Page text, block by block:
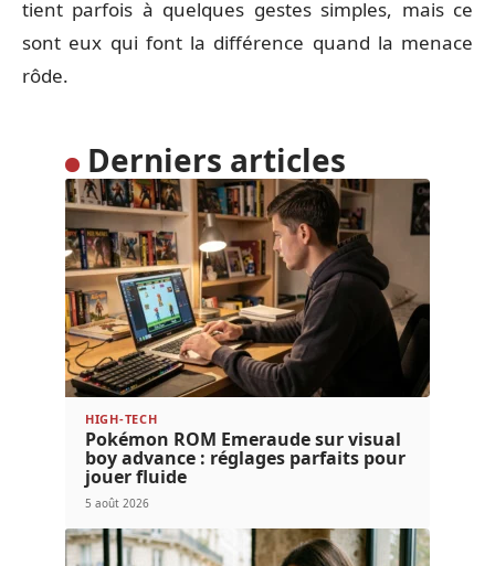
tient parfois à quelques gestes simples, mais ce
sont eux qui font la différence quand la menace
rôde.
Derniers articles
HIGH-TECH
Pokémon ROM Emeraude sur visual
boy advance : réglages parfaits pour
jouer fluide
5 août 2026